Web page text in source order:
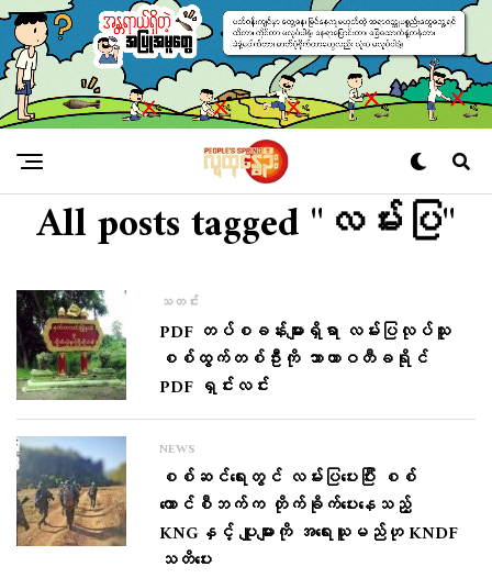
All posts tagged "လမ်းပြ"
သတင်း
PDF တပ်စခန်းများရှိရာ လမ်းပြလုပ်သူ
စစ်ထွက်တစ်ဦးကို သာယာဝတီခရိုင်
PDF ရှင်းလင်း
NEWS
စစ်ဆင်ရေးတွင် လမ်းပြပေးပြီး စစ်
ကောင်စီဘက်က တိုက်ခိုက်ပေးနေသည့်
KNGနှင့် ပျူများကို အရေးယူမည်ဟု KNDF
သတိ​ပေး